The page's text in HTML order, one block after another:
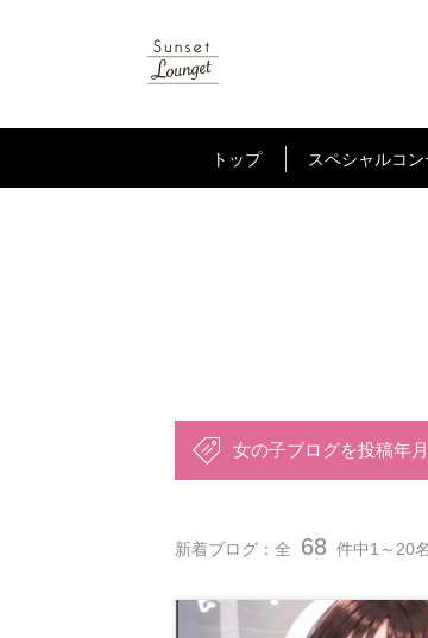
トップ スペシャルコ
女の子ブログを投稿年
新着ブログ：全 68 件中1～20